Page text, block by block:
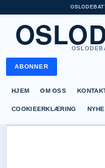
ABONNER
HJEM OM OSS
COOKIEERKLÆRING